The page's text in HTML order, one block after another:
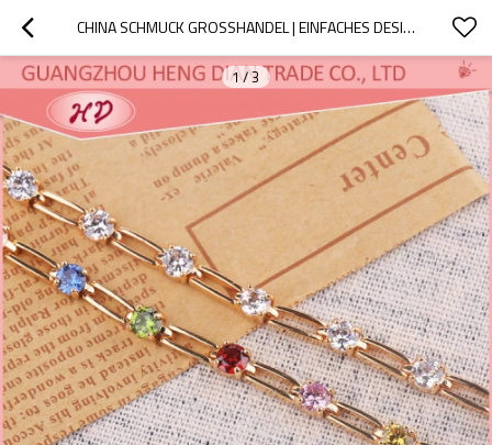
CHINA SCHMUCK GROSSHANDEL | EINFACHES DESIGN MEHRFARBIGE WEISSE ZIRKONIA KETTENGLIEDER | 18 KARAT GELBGOLD PLATTIERTES CZ ARMBAND FÜR DAMEN
1/3